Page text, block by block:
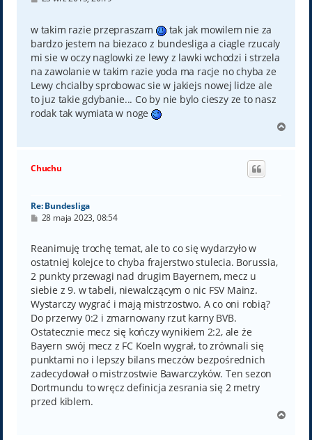
t
w takim razie przepraszam
tak jak mowilem nie za
bardzo jestem na biezaco z bundesliga a ciagle rzucaly
mi sie w oczy naglowki ze lewy z lawki wchodzi i strzela
na zawolanie w takim razie yoda ma racje no chyba ze
Lewy chcialby sprobowac sie w jakiejs nowej lidze ale
to juz takie gdybanie... Co by nie bylo cieszy ze to nasz
rodak tak wymiata w noge
g
Chuchu
Re: Bundesliga
P
t
28 maja 2023, 08:54
Reanimuję trochę temat, ale to co się wydarzyło w
ostatniej kolejce to chyba frajerstwo stulecia. Borussia,
2 punkty przewagi nad drugim Bayernem, mecz u
siebie z 9. w tabeli, niewalczącym o nic FSV Mainz.
Wystarczy wygrać i mają mistrzostwo. A co oni robią?
Do przerwy 0:2 i zmarnowany rzut karny BVB.
Ostatecznie mecz się kończy wynikiem 2:2, ale że
Bayern swój mecz z FC Koeln wygrał, to zrównali się
punktami no i lepszy bilans meczów bezpośrednich
zadecydował o mistrzostwie Bawarczyków. Ten sezon
Dortmundu to wręcz definicja zesrania się 2 metry
przed kiblem.